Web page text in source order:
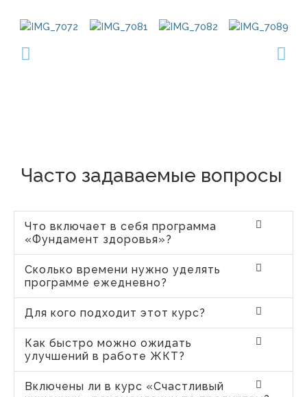
Часто задаваемые вопросы
Что включает в себя программа
«Фундамент здоровья»?
Сколько времени нужно уделять
программе ежедневно?
Для кого подходит этот курс?
Как быстро можно ожидать
улучшений в работе ЖКТ?
Включены ли в курс «Счастливый